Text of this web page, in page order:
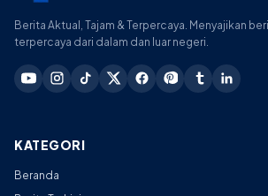
Berita Aktual, Tajam & Terpercaya. Menyajikan
terpercaya dari dalam dan luar negeri.
KATEGORI
Beranda